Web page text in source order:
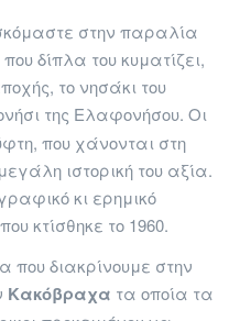
στην παραλία
που δίπλα του κυματίζει,
το νησάκι του
της Ελαφονήσου. Οι
που χάνονται στη
ιστορική του αξία.
κι ερημικό
που κτίσθηκε το 1960.
διακρίνουμε στην
Κακόβραχα τα οποία τα